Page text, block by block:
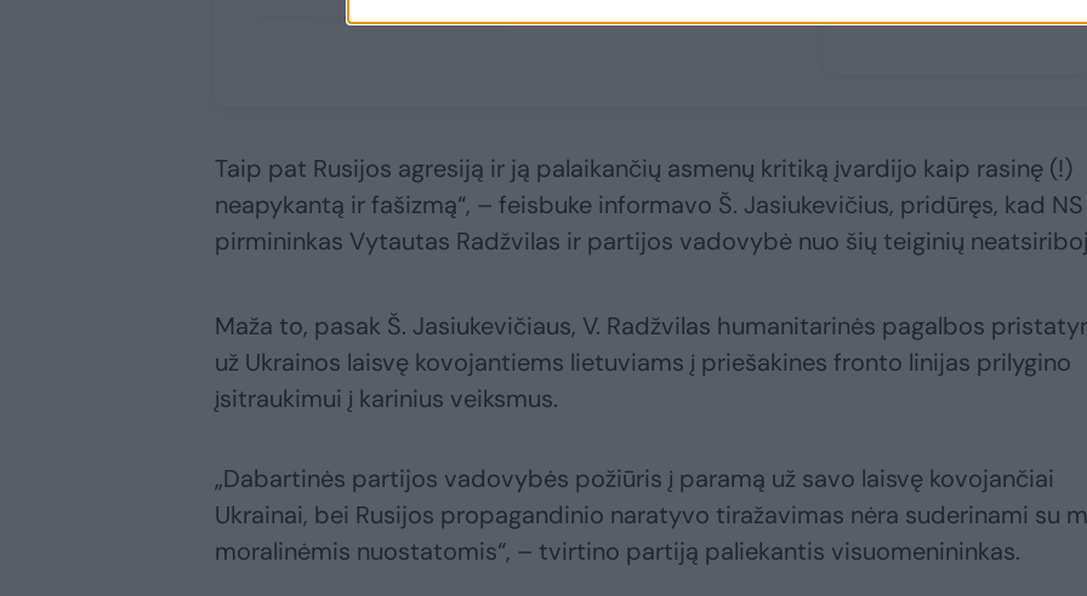
Taip pat Rusijos agresiją ir ją palaikančių asmenų kritiką įvardijo kaip rasinę (!)
neapykantą ir fašizmą“, – feisbuke informavo Š. Jasiukevičius, pridūręs, kad NS
pirmininkas Vytautas Radžvilas ir partijos vadovybė nuo šių teiginių
Maža to, pasak Š. Jasiukevičiaus, V. Radžvilas humanitarinės pagalbos
už Ukrainos laisvę kovojantiems lietuviams į priešakines fronto linijas prilygino
įsitraukimui į karinius veiksmus.
„Dabartinės partijos vadovybės požiūris į paramą už savo laisvę kovojančiai
Ukrainai, bei Rusijos propagandinio naratyvo tiražavimas nėra suderinami su
moralinėmis nuostatomis“, – tvirtino partiją paliekantis visuomenininkas.